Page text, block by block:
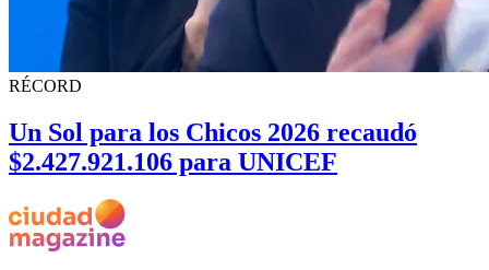
RÉCORD
Un Sol para los Chicos 2026 recaudó
$2.427.921.106 para UNICEF